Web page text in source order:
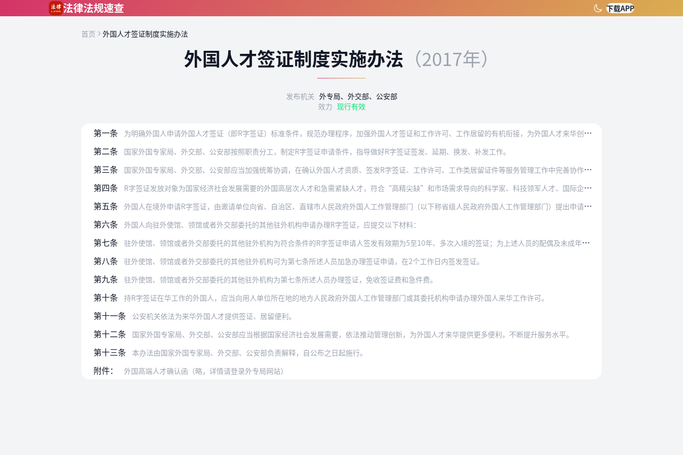
法律法规速查 下载APP
首页 外国人才签证制度实施办法
外国人才签证制度实施办法 （2017年）
发布机关 外专局、外交部、公安部
效力 现行有效
第一条 为明确外国人申请外国人才签证（即R字签证）标准条件，规范办理程序，加强外国人才签证和工作许可、工作居留的有机衔接，为外国人才来华创新创业提供便利，根据《中华人民…
第二条 国家外国专家局、外交部、公安部按照职责分工，制定R字签证申请条件，指导做好R字签证签发、延期、换发、补发工作。
第三条 国家外国专家局、外交部、公安部应当加强统筹协调，在确认外国人才资质、签发R字签证、工作许可、工作类居留证件等服务管理工作中完善协作机制，实现信息资源共享。
第四条 R字签证发放对象为国家经济社会发展需要的外国高层次人才和急需紧缺人才，符合“高精尖缺”和市场需求导向的科学家、科技领军人才、国际企业家、专门人才和高技能人才等。
第五条 外国人在境外申请R字签证，由邀请单位向省、自治区、直辖市人民政府外国人工作管理部门（以下称省级人民政府外国人工作管理部门）提出申请，在线提交申请表、国内单位邀请…
第六条 外国人向驻外使馆、领馆或者外交部委托的其他驻外机构申请办理R字签证，应提交以下材料：
第七条 驻外使馆、领馆或者外交部委托的其他驻外机构为符合条件的R字签证申请人签发有效期为5至10年、多次入境的签证；为上述人员的配偶及未成年子女签发有效期相同、多次入境…
第八条 驻外使馆、领馆或者外交部委托的其他驻外机构可为第七条所述人员加急办理签证申请，在2个工作日内签发签证。
第九条 驻外使馆、领馆或者外交部委托的其他驻外机构为第七条所述人员办理签证，免收签证费和急件费。
第十条 持R字签证在华工作的外国人，应当向用人单位所在地的地方人民政府外国人工作管理部门或其委托机构申请办理外国人来华工作许可。
第十一条 公安机关依法为来华外国人才提供签证、居留便利。
第十二条 国家外国专家局、外交部、公安部应当根据国家经济社会发展需要，依法推动管理创新，为外国人才来华提供更多便利，不断提升服务水平。
第十三条 本办法由国家外国专家局、外交部、公安部负责解释，自公布之日起施行。
附件： 外国高端人才确认函（略，详情请登录外专局网站）